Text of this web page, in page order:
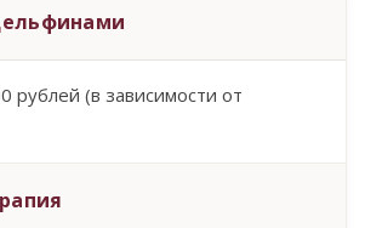
рублей (в зависимости от